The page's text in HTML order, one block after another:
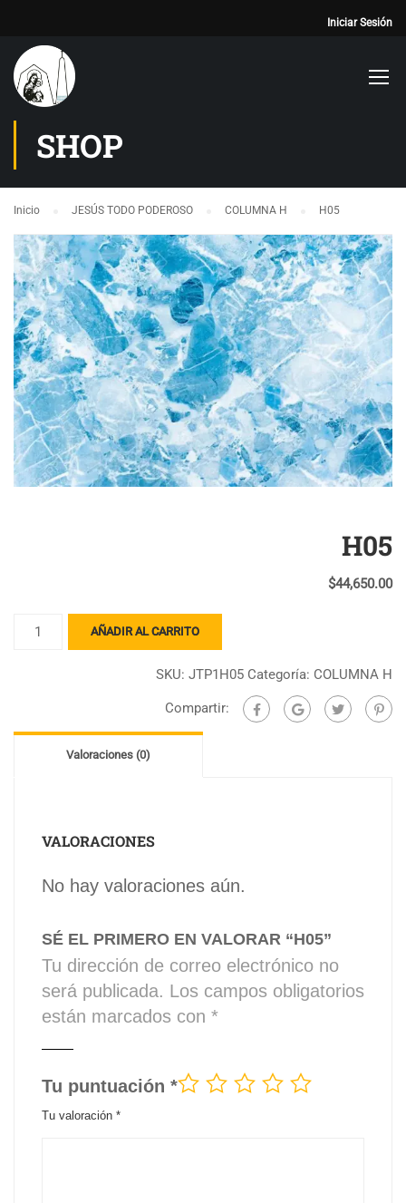
Iniciar Sesión
SHOP
Inicio JESÚS TODO PODEROSO COLUMNA H H05
H05
$44,650.00
H05
AÑADIR AL CARRITO
SKU: JTP1H05 Categoría: COLUMNA H
Compartir:
Valoraciones (0)
VALORACIONES
No hay valoraciones aún.
SÉ EL PRIMERO EN VALORAR “H05”
Tu dirección de correo electrónico no
será publicada. Los campos obligatorios
están marcados con *
Tu puntuación *
Tu valoración *